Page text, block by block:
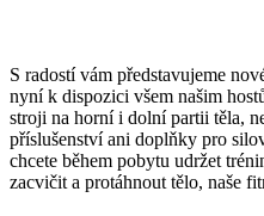
S radostí vám představujeme
nyní k dispozici všem našim
stroji na horní i dolní partii těla,
příslušenství ani doplňky pro
chcete během pobytu udržet
zacvičit a protáhnout tělo, naše